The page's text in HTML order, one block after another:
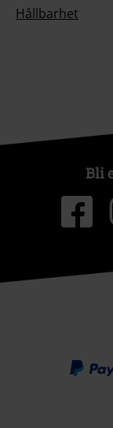
Hållbarhet
Bli